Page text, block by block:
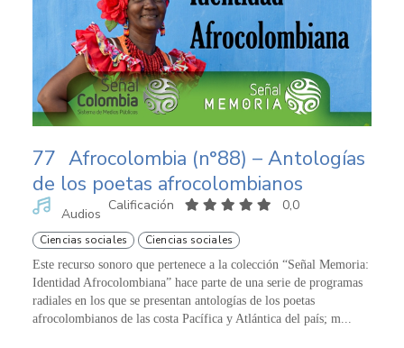
77 Afrocolombia (n°88) – Antologías
de los poetas afrocolombianos
Audios
Calificación 0,0
Ciencias sociales Ciencias sociales
Este recurso sonoro que pertenece a la colección “Señal Memoria:
Identidad Afrocolombiana” hace parte de una serie de programas
radiales en los que se presentan antologías de los poetas
afrocolombianos de las costa Pacífica y Atlántica del país; m...